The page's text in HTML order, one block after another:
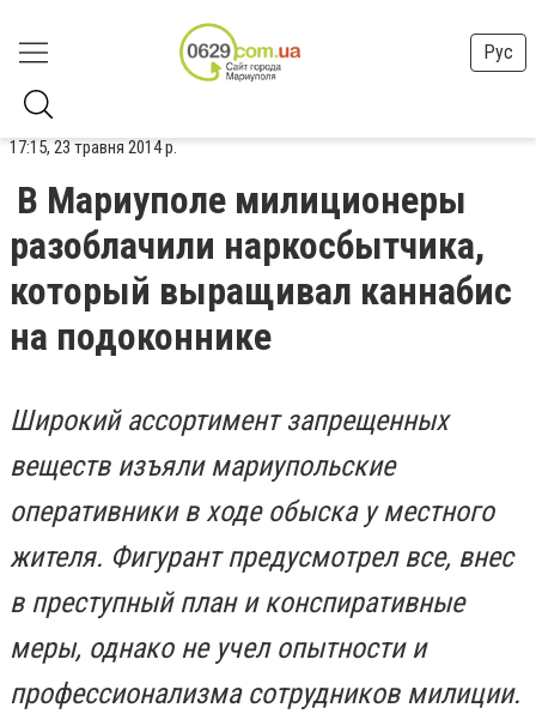
Рус
17:15, 23 травня 2014 р.
В Мариуполе милиционеры
разоблачили наркосбытчика,
который выращивал каннабис
на подоконнике
Широкий ассортимент запрещенных
веществ изъяли мариупольские
оперативники в ходе обыска у местного
жителя. Фигурант предусмотрел все, внес
в преступный план и конспиративные
меры, однако не учел опытности и
профессионализма сотрудников милиции.